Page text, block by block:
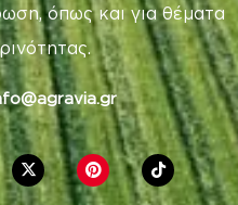
όπως και για θέματα